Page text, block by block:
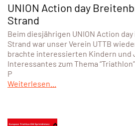
UNION Action day
Strand
Beim diesjährigen UNION Action
Strand war unser Verein UTTB
brachte interessierten Kindern und
Interessantes zum Thema
P
Weiterlesen...